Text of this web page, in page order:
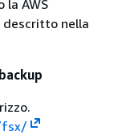
la AWS
descritto nella
fsx/